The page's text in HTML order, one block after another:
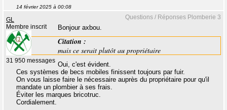
14 février 2025 à 00:08
Questions / Réponses Plomberie 3
GL
Membre inscrit
31 950 messages
Bonjour axbou.
Citation :
mais ce serait plutôt au propriétaire
Oui, c'est évident.
Ces systèmes de becs mobiles finissent toujours par fuir.
On vous laisse faire le nécessaire auprès du propriétaire pour qu'il
mandate un plombier à ses frais.
Éviter les marques bricotruc.
Cordialement.